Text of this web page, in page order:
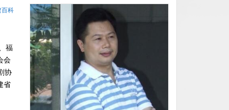
百科
福
会
协
省